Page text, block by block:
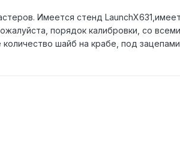
Имеется стенд
порядок калибровки, со
шайб на крабе, под